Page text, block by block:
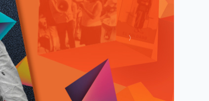
Anterior